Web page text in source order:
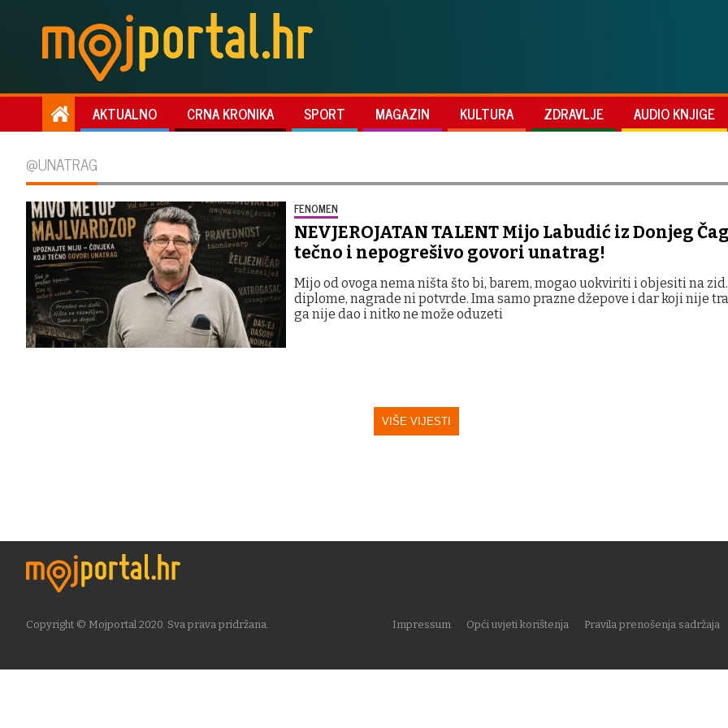
AKTUALNO CRNA KRONIKA SPORT MAGAZIN KULTURA ZDRAVLJE AUDIO KNJIGE
@UNATRAG
FENOMEN
NEVJEROJATAN TALENT Mijo Labudić iz Donjeg
tečno i nepogrešivo govori unatrag!
Mijo od ovoga nema ništa što bi, barem, mogao uokviriti i objesiti na
diplome, nagrade ni potvrde. Ima samo prazne džepove i dar koji nije
ga nije dao i nitko ne može oduzeti
VIŠE VIJESTI
Copyright © Mojportal 2020. Sva prava pridržana. Impressum Opći uvjeti korištenja Pravila prenošenja sadržaja